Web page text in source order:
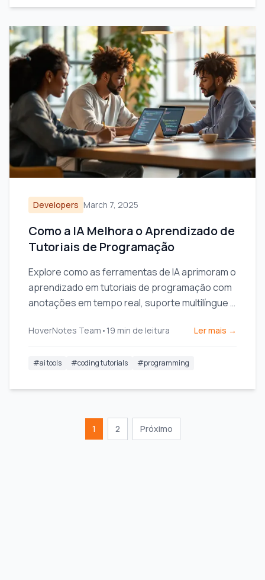
Developers March 7, 2025
Como a IA Melhora o Aprendizado de
Tutoriais de Programação
Explore como as ferramentas de IA aprimoram o
aprendizado em tutoriais de programação com
anotações em tempo real, suporte multilíngue e
HoverNotes Team • 19 min de leitura Ler mais →
#ai tools #coding tutorials #programming
1 2 Próximo